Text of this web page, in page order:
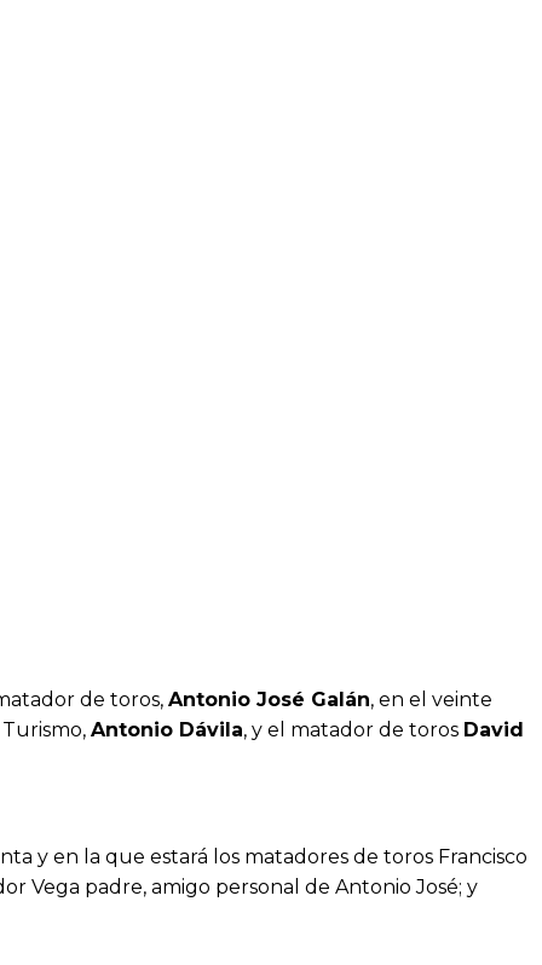
de toros, Antonio José Galán, en el veinte
Antonio Dávila, y el matador de toros David
y en la que estará los matadores de toros Francisco
Vega padre, amigo personal de Antonio José; y